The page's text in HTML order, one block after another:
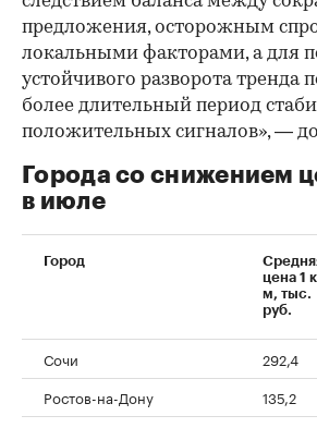
предложения, осторожным
локальными факторами, а для
устойчивого разворота тренда
более длительный период
положительных сигналов», —
Города со снижением
в июле
Город
цена 1
м, тыс.
руб.
Сочи 292,4
Ростов-на-Дону
135,2